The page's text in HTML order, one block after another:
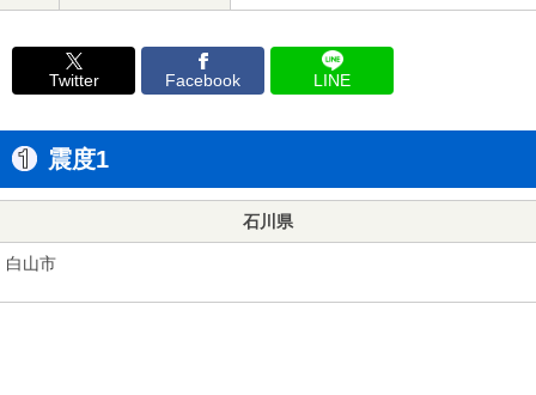
Twitter Facebook LINE
震度1
石川県
白山市